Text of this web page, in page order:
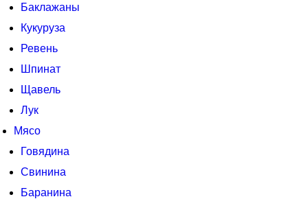
Баклажаны
Кукуруза
Ревень
Шпинат
Щавель
Лук
Мясо
Говядина
Свинина
Баранина